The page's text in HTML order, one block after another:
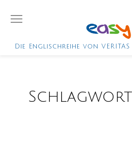
Die Englischreihe von